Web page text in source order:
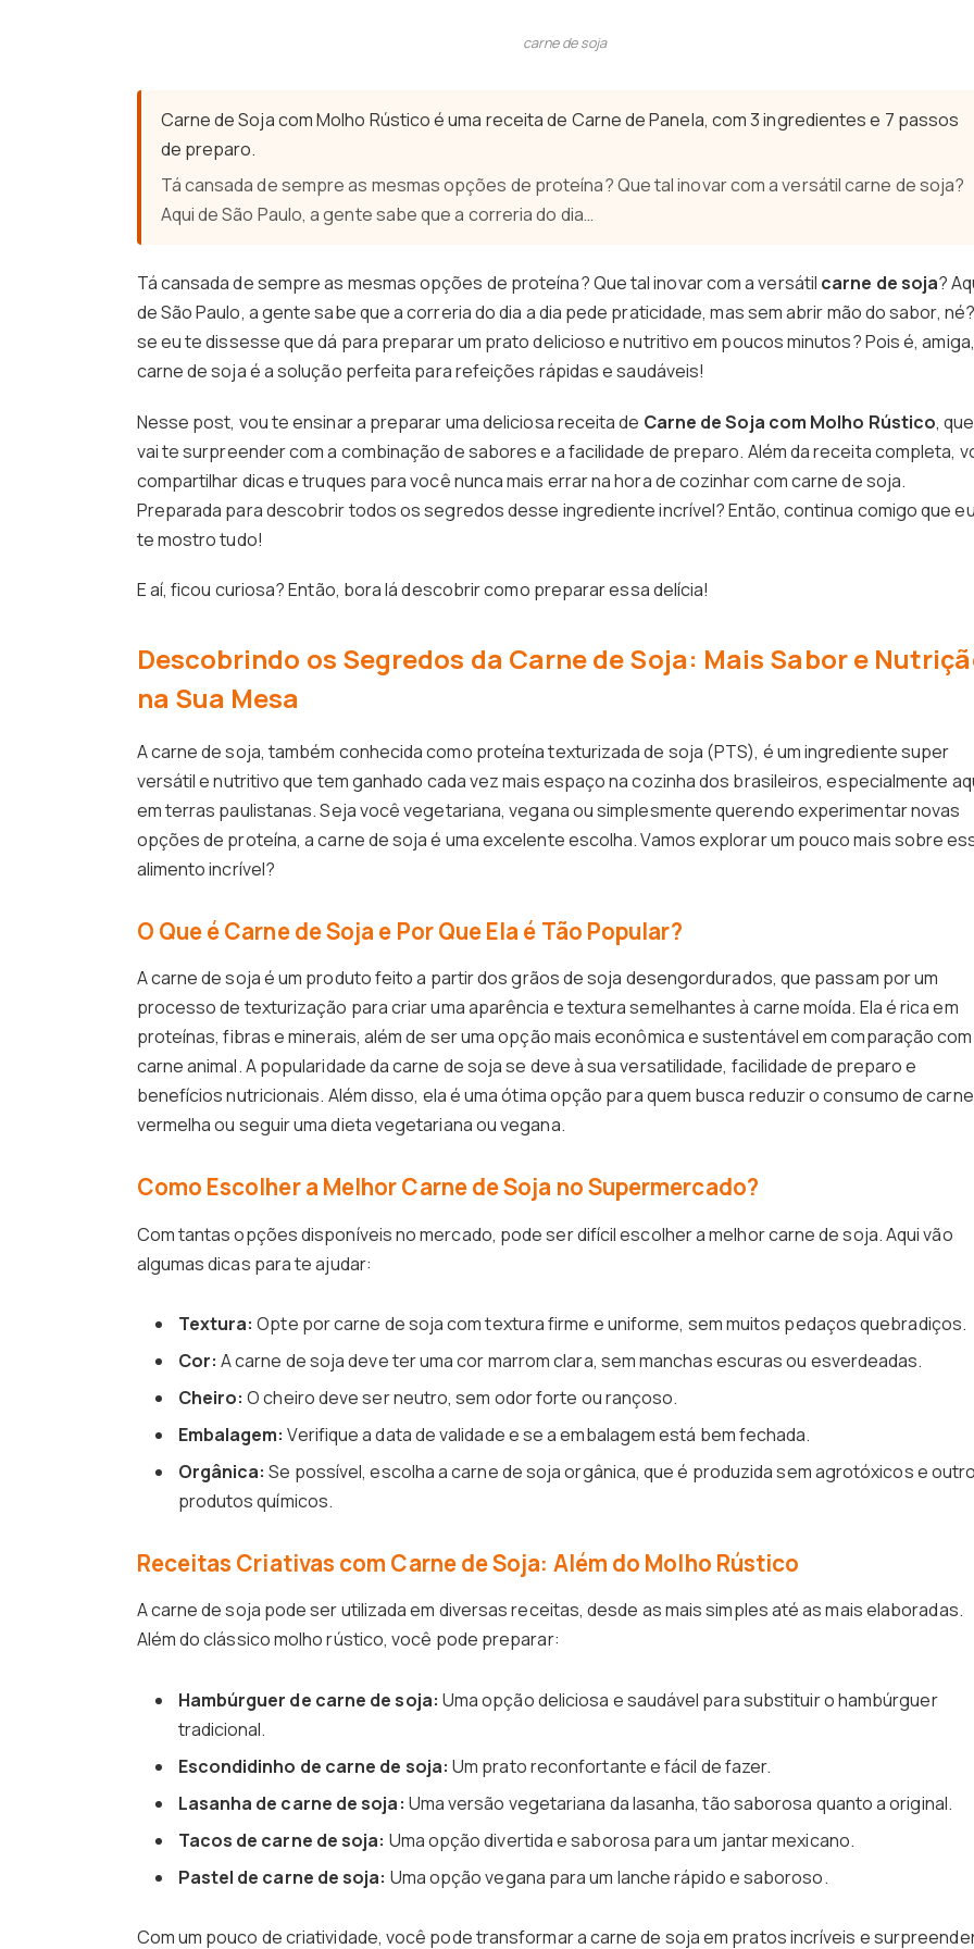
carne de soja
Carne de Soja com Molho Rústico é uma receita de Carne de Panela, com 3 ingredientes e 7 passos
de preparo.
Tá cansada de sempre as mesmas opções de proteína? Que tal inovar com a versátil carne de soja?
Aqui de São Paulo, a gente sabe que a correria do dia…
Tá cansada de sempre as mesmas opções de proteína? Que tal inovar com a versátil carne de soja?
de São Paulo, a gente sabe que a correria do dia a dia pede praticidade, mas sem abrir mão do sabor,
se eu te dissesse que dá para preparar um prato delicioso e nutritivo em poucos minutos? Pois é,
carne de soja é a solução perfeita para refeições rápidas e saudáveis!
Nesse post, vou te ensinar a preparar uma deliciosa receita de Carne de Soja com Molho Rústico, que
vai te surpreender com a combinação de sabores e a facilidade de preparo. Além da receita completa,
compartilhar dicas e truques para você nunca mais errar na hora de cozinhar com carne de soja.
Preparada para descobrir todos os segredos desse ingrediente incrível? Então, continua comigo que
te mostro tudo!
E aí, ficou curiosa? Então, bora lá descobrir como preparar essa delícia!
Descobrindo os Segredos da Carne de Soja: Mais Sabor e
na Sua Mesa
A carne de soja, também conhecida como proteína texturizada de soja (PTS), é um ingrediente super
versátil e nutritivo que tem ganhado cada vez mais espaço na cozinha dos brasileiros, especialmente
em terras paulistanas. Seja você vegetariana, vegana ou simplesmente querendo experimentar novas
opções de proteína, a carne de soja é uma excelente escolha. Vamos explorar um pouco mais sobre
alimento incrível?
O Que é Carne de Soja e Por Que Ela é Tão Popular?
A carne de soja é um produto feito a partir dos grãos de soja desengordurados, que passam por um
processo de texturização para criar uma aparência e textura semelhantes à carne moída. Ela é rica em
proteínas, fibras e minerais, além de ser uma opção mais econômica e sustentável em comparação
carne animal. A popularidade da carne de soja se deve à sua versatilidade, facilidade de preparo e
benefícios nutricionais. Além disso, ela é uma ótima opção para quem busca reduzir o consumo de carne
vermelha ou seguir uma dieta vegetariana ou vegana.
Como Escolher a Melhor Carne de Soja no Supermercado?
Com tantas opções disponíveis no mercado, pode ser difícil escolher a melhor carne de soja. Aqui vão
algumas dicas para te ajudar:
Textura: Opte por carne de soja com textura firme e uniforme, sem muitos pedaços quebradiços.
Cor: A carne de soja deve ter uma cor marrom clara, sem manchas escuras ou esverdeadas.
Cheiro: O cheiro deve ser neutro, sem odor forte ou rançoso.
Embalagem: Verifique a data de validade e se a embalagem está bem fechada.
Orgânica: Se possível, escolha a carne de soja orgânica, que é produzida sem agrotóxicos e
produtos químicos.
Receitas Criativas com Carne de Soja: Além do Molho Rústico
A carne de soja pode ser utilizada em diversas receitas, desde as mais simples até as mais elaboradas.
Além do clássico molho rústico, você pode preparar:
Hambúrguer de carne de soja: Uma opção deliciosa e saudável para substituir o hambúrguer
tradicional.
Escondidinho de carne de soja: Um prato reconfortante e fácil de fazer.
Lasanha de carne de soja: Uma versão vegetariana da lasanha, tão saborosa quanto a original.
Tacos de carne de soja: Uma opção divertida e saborosa para um jantar mexicano.
Pastel de carne de soja: Uma opção vegana para um lanche rápido e saboroso.
Com um pouco de criatividade, você pode transformar a carne de soja em pratos incríveis e